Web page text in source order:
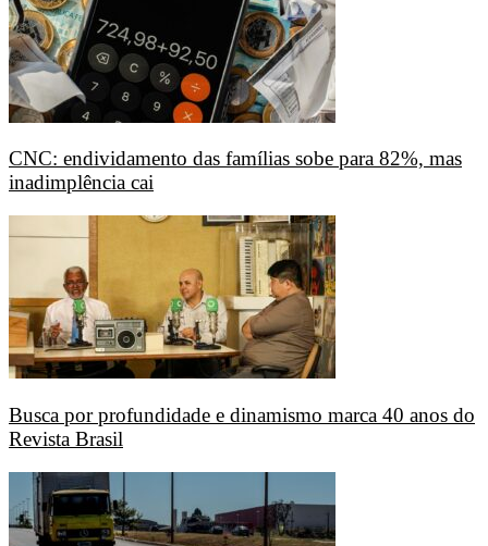
CNC: endividamento das famílias sobe para 82%, mas
inadimplência cai
Busca por profundidade e dinamismo marca 40 anos do
Revista Brasil